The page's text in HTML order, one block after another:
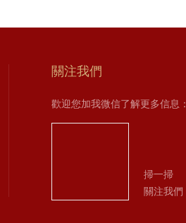
關注我們
歡迎您加我微信了解更多信息：
掃一掃
關注我們